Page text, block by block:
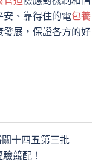
安、靠得住的電包養
展，保證各方的好
十四五第三批
競配！